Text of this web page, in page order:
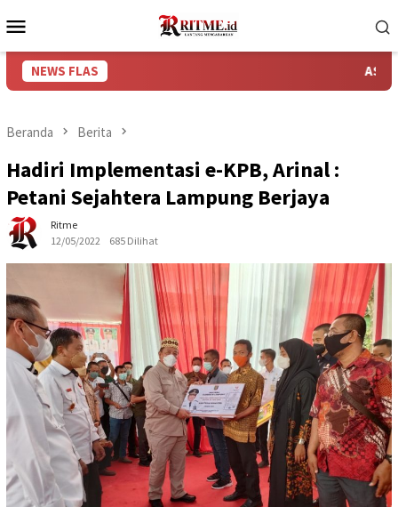
ke
Mobile
NEWS FLAS ASDP
Beranda Berita
Hadiri Implementasi e-KPB, Arinal :
Petani Sejahtera Lampung Berjaya
Ritme
12/05/2022
685 Dilihat